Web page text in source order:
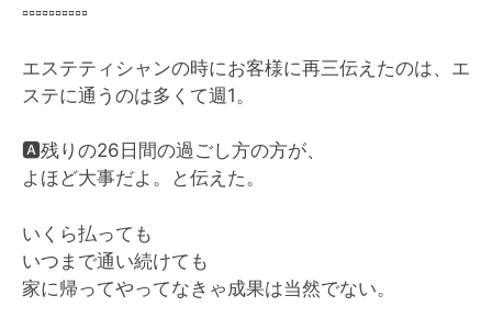
▫️▫️▫️▫️▫️▫️▫️▫️▫️▫️
エステティシャンの時にお客様に再三伝えたのは、エ
ステに通うのは多くて週1。
🅰️残りの26日間の過ごし方の方が、
よほど大事だよ。と伝えた。
いくら払っても
いつまで通い続けても
家に帰ってやってなきゃ成果は当然でない。